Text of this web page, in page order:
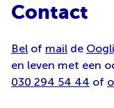
Contact
Bel of mail de
en leven met een
030 294 54 44 of